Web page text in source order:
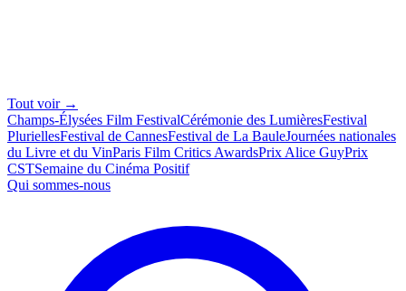
Tout voir →
Champs-Élysées Film FestivalCérémonie des LumièresFestival
PluriellesFestival de CannesFestival de La BauleJournées nationales
du Livre et du VinParis Film Critics AwardsPrix Alice GuyPrix
CSTSemaine du Cinéma Positif
Qui sommes-nous